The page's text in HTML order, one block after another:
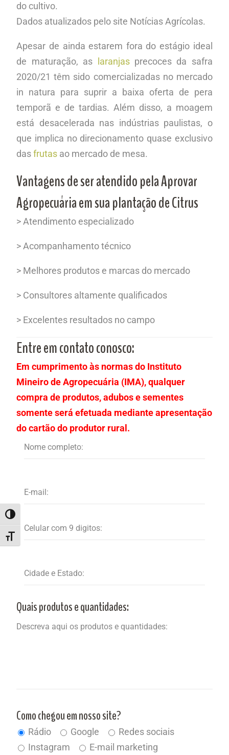
ALTERNAR ALTO CONTRASTE
ALTERNAR TAMANHO DA FONTE
do cultivo.
Dados atualizados pelo site Notícias Agrícolas.
Apesar de ainda estarem fora do estágio ideal
de maturação, as
laranjasprecoces da safra
2020/21 têm sido comercializadas no mercado
in natura para suprir a baixa oferta de pera
temporã e de tardias. Além disso, a moagem
está desacelerada nas indústrias paulistas, o
que implica no direcionamento quase exclusivo
dasfrutas ao mercado de mesa.
Vantagens de ser atendido pela Aprovar
Agropecuária em sua plantação de Citrus
> Atendimento especializado
> Acompanhamento técnico
> Melhores produtos e marcas do mercado
> Consultores altamente qualificados
> Excelentes resultados no campo
Entre em contato conosco:
Em cumprimento às normas do Instituto
Mineiro de Agropecuária (IMA), qualquer
compra de produtos, adubos e sementes
somente será efetuada mediante apresentação
do cartão do produtor rural.
Quais produtos e quantidades:
Como chegou em nosso site?
Rádio Google
Redes sociais
Instagram
E-mail marketing